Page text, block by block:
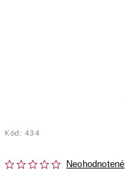
Kód: 434
Neohodnotené